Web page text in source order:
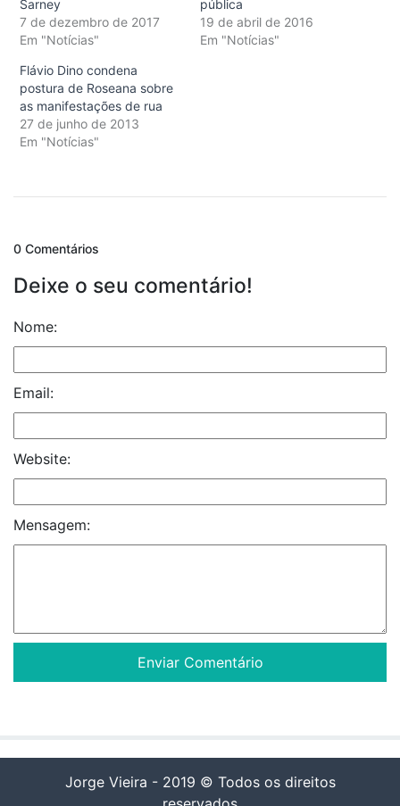
Sarney
7 de dezembro de 2017
Em "Notícias"
pública
19 de abril de 2016
Em "Notícias"
Flávio Dino condena
postura de Roseana sobre
as manifestações de rua
27 de junho de 2013
Em "Notícias"
0 Comentários
Deixe o seu comentário!
Nome:
Email:
Website:
Mensagem:
Jorge Vieira - 2019 © Todos os direitos